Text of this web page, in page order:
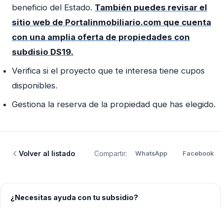
beneficio del Estado. También puedes revisar el
sitio web de Portalinmobiliario.com que cuenta
con una amplia oferta de propiedades con
subdisio DS19.
Verifica si el proyecto que te interesa tiene cupos
disponibles.
Gestiona la reserva de la propiedad que has elegido.
Volver al listado Compartir: WhatsApp Facebook
¿Necesitas ayuda con tu subsidio?